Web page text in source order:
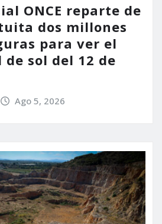
ONCE reparte de
dos millones
para ver el
sol del 12 de
Ago 5, 2026